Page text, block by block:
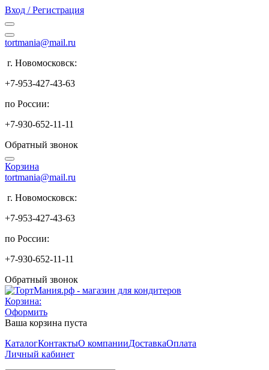
Вход / Регистрация
tortmania@mail.ru
г. Новомосковск:
+7-953-427-43-63
по России:
+7-930-652-11-11
Обратный звонок
Корзина
tortmania@mail.ru
г. Новомосковск:
+7-953-427-43-63
по России:
+7-930-652-11-11
Обратный звонок
Корзина:
Оформить
Ваша корзина пуста
КаталогКонтактыО компанииДоставкаОплата
Личный кабинет